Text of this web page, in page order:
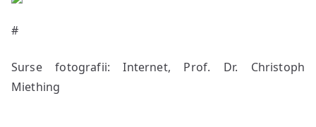
#
Surse fotografii: Internet, Prof. Dr. Christoph
Miething